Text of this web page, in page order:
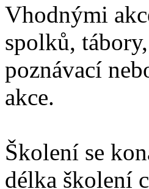
Vhodnými
spolků,
poznávací
akce.
Školení se
délka školení